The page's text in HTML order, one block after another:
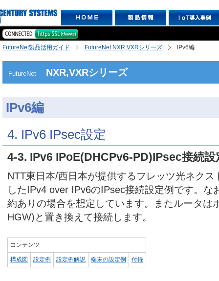
FutureNet製品活用ガイド FutureNet NXR,VXRシリーズ IPv6編
FutureNet NXR,VXRシリーズ
IPv6編
4. IPv6 IPsec設定
4-3. IPv6 IPoE(DHCPv6-PD)IPsec接続設
NTT東日本/西日本が提供するフレッツ光ネク
したIPv4 over IPv6のIPsec接続設定例です。な
約ありの場合を想定しています。またルータは
HGW)と置き換えて接続します。
コンテンツ
構成図 設定例 設定例解説 端末の設定例 付録